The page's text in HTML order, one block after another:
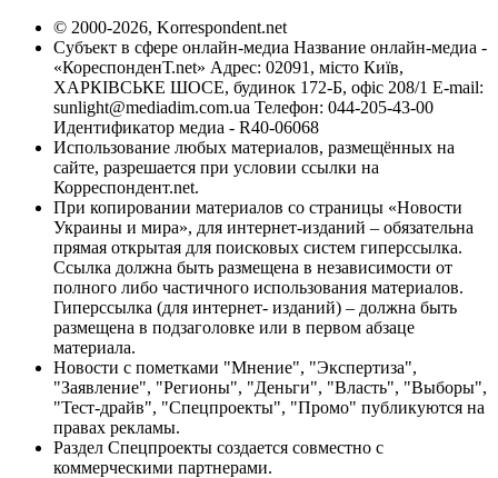
© 2000-2026, Korrespondent.net
Субъект в сфере онлайн-медиа Название онлайн-медиа -
«КореспонденТ.net» Адрес: 02091, місто Київ,
ХАРКІВСЬКЕ ШОСЕ, будинок 172-Б, офіс 208/1 E-mail:
sunlight@mediadim.com.ua Телефон: 044-205-43-00
Идентификатор медиа - R40-06068
Использование любых материалов, размещённых на
сайте, разрешается при условии ссылки на
Корреспондент.net.
При копировании материалов со страницы «Новости
Украины и мира», для интернет-изданий – обязательна
прямая открытая для поисковых систем гиперссылка.
Ссылка должна быть размещена в независимости от
полного либо частичного использования материалов.
Гиперссылка (для интернет- изданий) – должна быть
размещена в подзаголовке или в первом абзаце
материала.
Новости с пометками "Мнение", "Экспертиза",
"Заявление", "Регионы", "Деньги", "Власть", "Выборы",
"Тест-драйв", "Спецпроекты", "Промо" публикуются на
правах рекламы.
Раздел Спецпроекты создается совместно с
коммерческими партнерами.